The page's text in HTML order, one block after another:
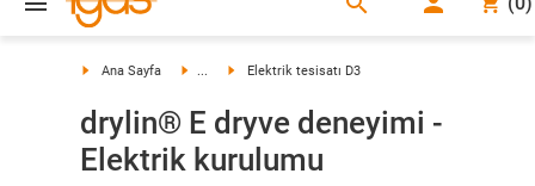
Ana Sayfa ... Elektrik tesisatı D3
drylin® E dryve deneyimi -
Elektrik kurulumu